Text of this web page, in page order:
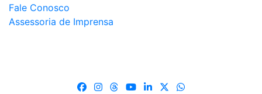
Fale Conosco
Assessoria de Imprensa